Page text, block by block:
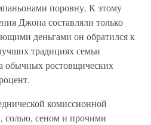
поровну. К этому
Джона составляли только
деньгами он обратился к
традициях семьи
обычных ростовщических
комиссионной
солью, сеном и прочими